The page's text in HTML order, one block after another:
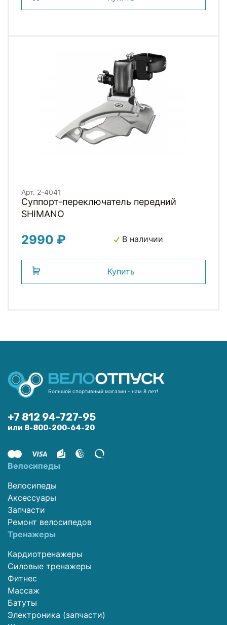
Арт. 2-4041
Суппорт-переключатель передний
SHIMANO
2990 ₽ В наличии
Купить
Большой спортивный магазин - нам 8 лет!
+7 812 94-727-95
или 8-800-200-64-20
Велосипеды
Велосипеды
Аксессуары
Запчасти
Ремонт велосипедов
Тренажеры
Кардиотренажеры
Силовые тренажеры
Фитнес
Массаж
Батуты
Электроника (запчасти)